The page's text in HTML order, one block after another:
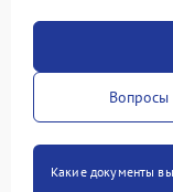
Вопросы
Какие документы